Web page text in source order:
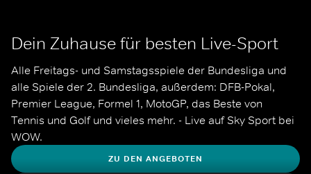
Dein Zuhause für besten Live-Sport
Alle Freitags- und Samstagsspiele der Bundesliga und
alle Spiele der 2. Bundesliga, außerdem: DFB-Pokal,
Premier League, Formel 1, MotoGP, das Beste von
Tennis und Golf und vieles mehr. - Live auf Sky Sport bei
WOW.
ZU DEN ANGEBOTEN